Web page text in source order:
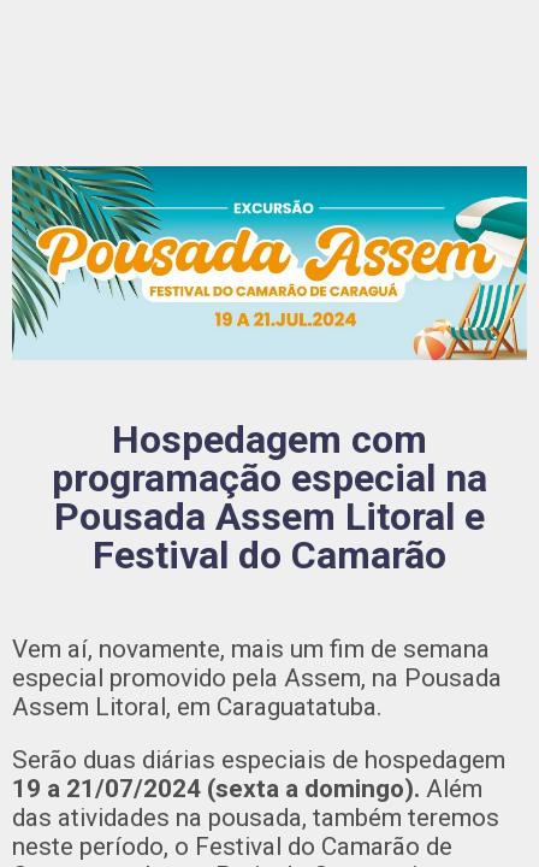
Hospedagem com
programação especial na
Pousada Assem Litoral e
Festival do Camarão
Vem aí, novamente, mais um fim de semana
especial promovido pela Assem, na Pousada
Assem Litoral, em Caraguatatuba.
Serão duas diárias especiais de hospedagem
19 a 21/07/2024 (sexta a domingo). Além
das atividades na pousada, também teremos
neste período, o Festival do Camarão de